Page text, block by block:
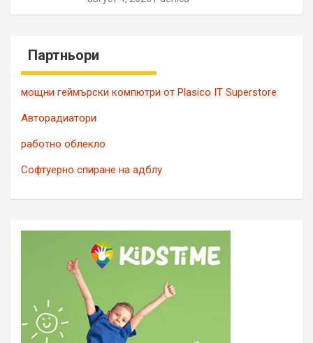
Партньори
мощни геймърски компютри от Plasico IT Superstore
Авторадиатори
работно облекло
Софтуерно спиране на адблу